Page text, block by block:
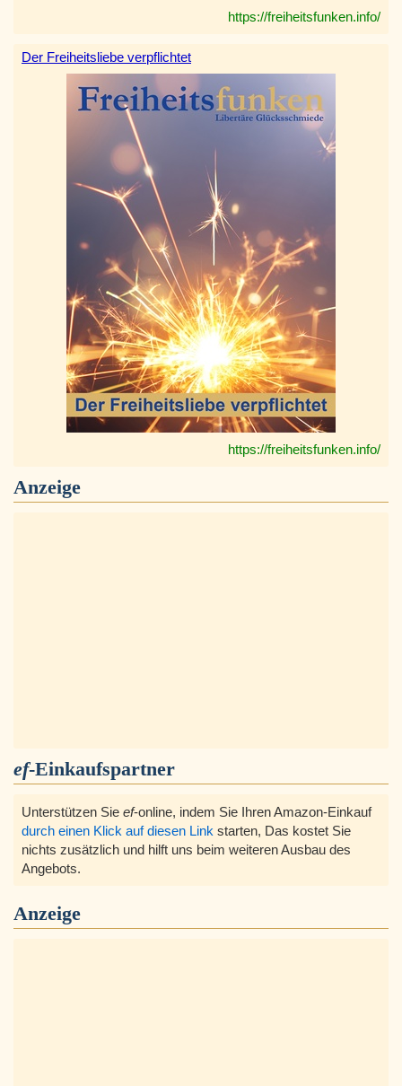
https://freiheitsfunken.info/
Der Freiheitsliebe verpflichtet
https://freiheitsfunken.info/
Anzeige
ef-Einkaufspartner
Unterstützen Sie ef-online, indem Sie Ihren Amazon-Einkauf
durch einen Klick auf diesen Link starten, Das kostet Sie
nichts zusätzlich und hilft uns beim weiteren Ausbau des
Angebots.
Anzeige